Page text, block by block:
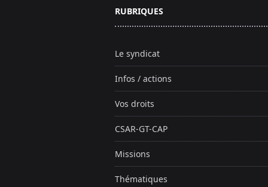
RUBRIQUES
Le syndicat
Infos / actions
Vos droits
CSAR-GT-CAP
Missions
Thématiques